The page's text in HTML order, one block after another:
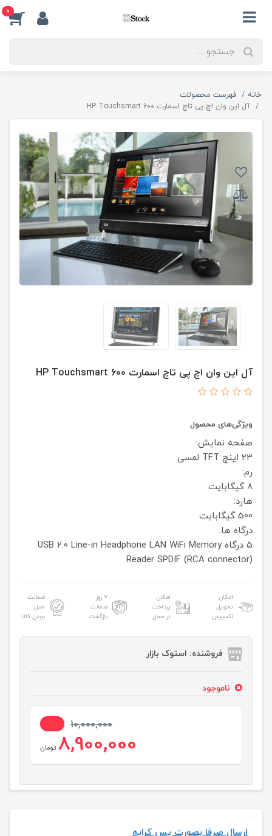
0
خانه
فهرست محصولات
آل این وان اچ پی تاچ اسمارت HP Touchsmart 600
آل این وان اچ پی تاچ اسمارت HP Touchsmart 600
ویژگی‌های محصول
صفحه نمایش:
23 اینچ TFT لمسی
رم:
8 گیگابایت
هارد:
500 گیگابایت
درگاه ها:
5 درگاه USB 2.0
Line-in Headphone LAN WiFi Memory
Reader SPDIF (RCA connector)
امکان
تحویل
اکسپرس
امکان
پرداخت
در محل
۷ روز
ضمانت
بازگشت
ضمانت
اصل
بودن کالا
فروشنده: استوک بازار
ناموجود
10,000,000
8,900,000 تومان
ارسال صرفا بصورت پس کرایه